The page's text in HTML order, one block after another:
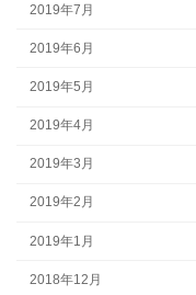
2019年7月
2019年6月
2019年5月
2019年4月
2019年3月
2019年2月
2019年1月
2018年12月